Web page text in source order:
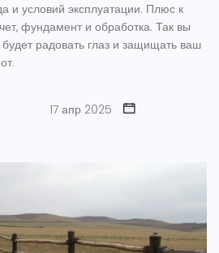
и условий эксплуатации. Плюс к
фундамент и обработка. Так вы
радовать глаз и защищать ваш
17 апр 2025